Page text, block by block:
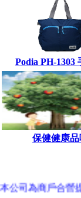
Podia PH-1303
保健健康品
本公司為商戶合營